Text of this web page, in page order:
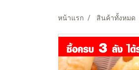
หน้าแรก สินค้าทั้งหมด